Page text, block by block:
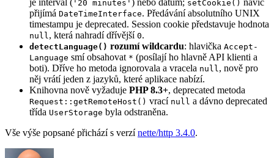
'20 minutes' setCookie()
přijímá DateTimeInterface. Předávání absolutního UNIX
timestampu je deprecated. Session cookie představuje hodnota
null , která nahradí dřívější 0.
detectLanguage() rozumí wildcardu: hlavička Accept-
Language smí obsahovat * (posílají ho hlavně API klienti a
boti). Dříve ho metoda ignorovala a vracela null , nově pro
něj vrátí jeden z jazyků, které aplikace nabízí.
Knihovna nově vyžaduje PHP 8.3+, deprecated metoda
Request::getRemoteHost() vrací null a dávno deprecated
třída UserStorage byla odstraněna.
Vše výše popsané přichází s verzínette/http 3.4.0.